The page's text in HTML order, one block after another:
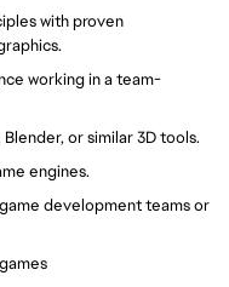
with proven
working in a team-
or similar 3D tools.
engines.
development teams or